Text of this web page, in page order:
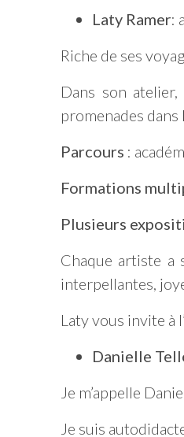
Laty Ramer:
Riche de ses
Dans son
promenades
Parcours :
Formations
Plusieurs
Chaque artiste a
interpellantes,
Laty vous invite à
Danielle
Je m’appelle
Je suis